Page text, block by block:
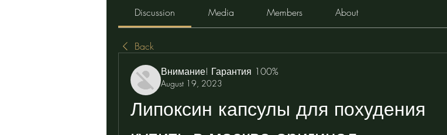
Discussion Media Members About
Back
Внимание! Гарантия 100%
August 19, 2023
Липоксин капсулы для похудения